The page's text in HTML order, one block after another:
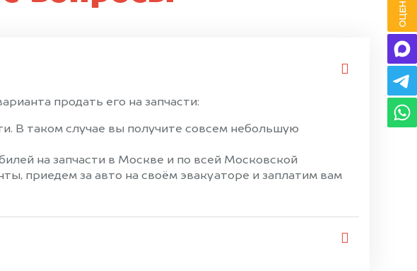
продать его на запчасти:
В таком случае вы получите совсем небольшую
на запчасти в Москве и по всей Московской
приедем за авто на своём эвакуаторе и заплатим вам